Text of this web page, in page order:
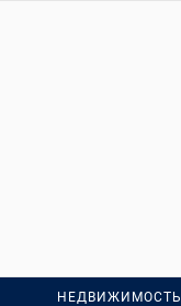
НЕДВИЖИМОСТЬ